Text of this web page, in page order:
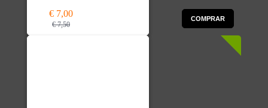
€ 7,00
€ 7,50
COMPRAR